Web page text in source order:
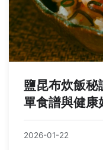
鹽昆布炊飯秘
單食譜與健康
2026-01-22